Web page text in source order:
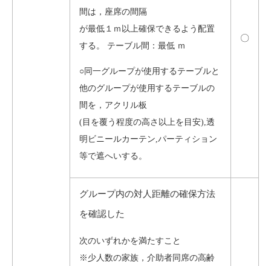
間は，座席の間隔
が最低１ｍ以上確保できるよう配置
する。 テーブル間：最低 ｍ
○同一グループが使用するテーブルと
他のグループが使用するテーブルの
間を，アクリル板
(目を覆う程度の高さ以上を目安),透
明ビニールカーテン,パーティション
等で遮へいする。
〇
グループ内の対人距離の確保方法
を確認した
次のいずれかを満たすこと
※少人数の家族，介助者同席の高齢